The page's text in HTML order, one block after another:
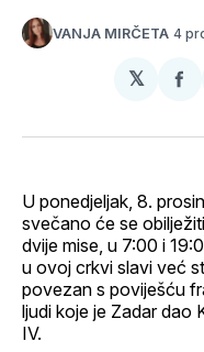
VANJA MIRČETA 4
𝕏
U ponedjeljak, 8.
svečano će se
dvije mise, u 7:00 i
u ovoj crkvi slavi već
povezan s poviješću
ljudi koje je Zadar dao
IV.